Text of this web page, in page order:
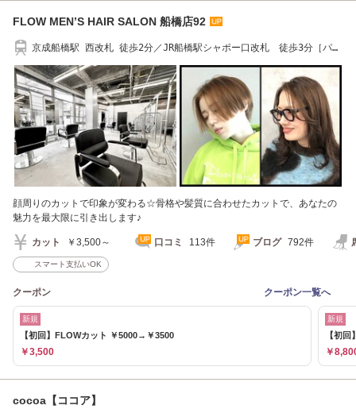
FLOW MEN’S HAIR SALON 船橋店92
京成船橋駅 西改札 徒歩2分／JR船橋駅シャポー口改札 徒歩3分［パー
顔周りのカットで印象が変わる☆骨格や髪質に合わせたカットで、あなたの
魅力を最大限に引き出します♪
カット ￥3,500～ 口コミ 113件 ブログ 792件
スマート支払いOK
クーポン クーポン一覧へ
新規
【初回】FLOWカット ￥5000→￥3500
￥3,500
新規
【初
￥
cocoa【ココア】